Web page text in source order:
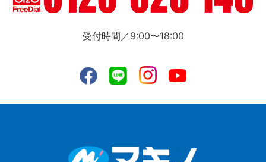
受付時間／9:00〜18:00